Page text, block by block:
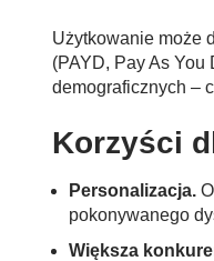
Użytkowanie może
(PAYD, Pay As
demograficznych –
Korzyści
Personalizacja.
pokonywanego
Większa